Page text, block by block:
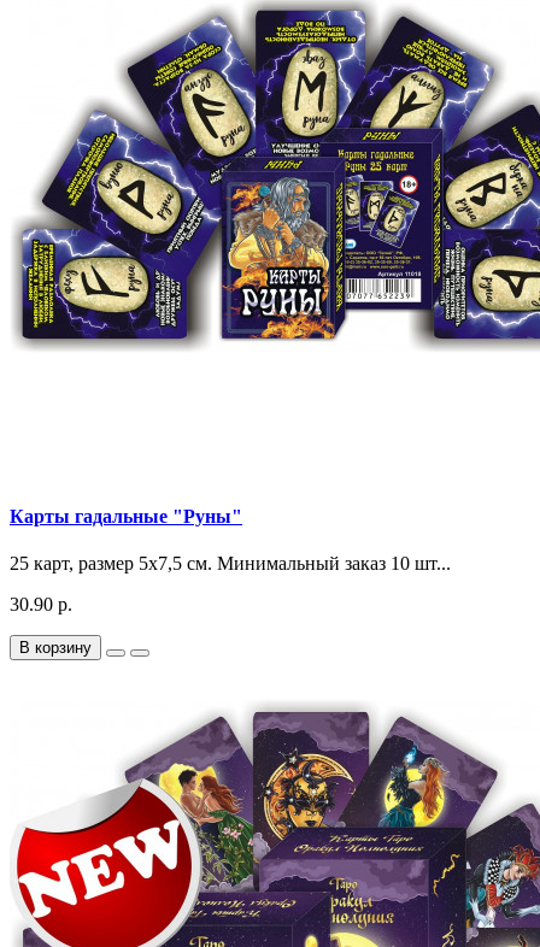
Карты гадальные "Руны"
25 карт, размер 5х7,5 см. Минимальный заказ 10 шт...
30.90 р.
В корзину